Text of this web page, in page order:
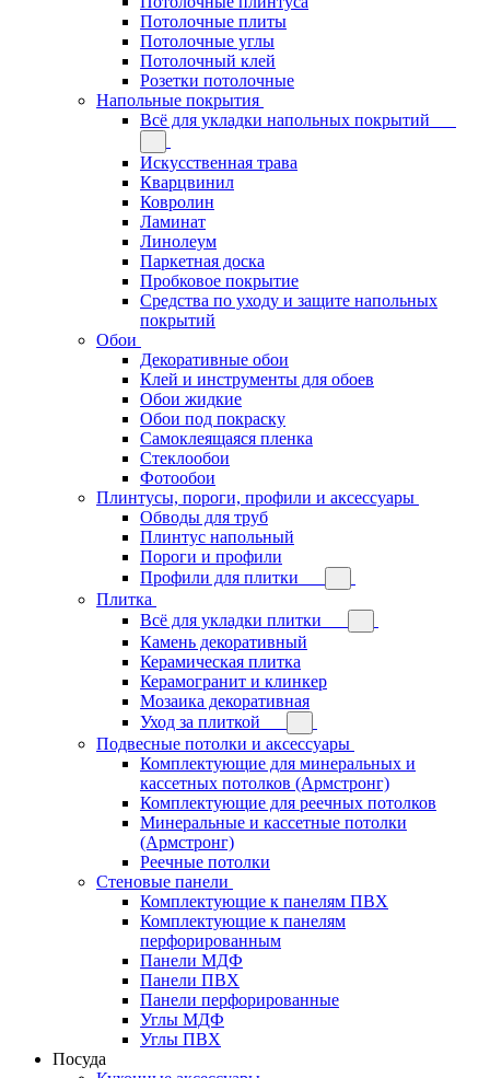
Потолочные плиты
Потолочные углы
Потолочный клей
Розетки потолочные
Напольные покрытия
Всё для укладки напольных покрытий
Искусственная трава
Кварцвинил
Ковролин
Ламинат
Линолеум
Паркетная доска
Пробковое покрытие
Средства по уходу и защите напольных
покрытий
Обои
Декоративные обои
Клей и инструменты для обоев
Обои жидкие
Обои под покраску
Самоклеящаяся пленка
Стеклообои
Фотообои
Плинтусы, пороги, профили и аксессуары
Обводы для труб
Плинтус напольный
Пороги и профили
Профили для плитки
Плитка
Всё для укладки плитки
Камень декоративный
Керамическая плитка
Керамогранит и клинкер
Мозаика декоративная
Уход за плиткой
Подвесные потолки и аксессуары
Комплектующие для минеральных и
кассетных потолков (Армстронг)
Комплектующие для реечных потолков
Минеральные и кассетные потолки
(Армстронг)
Реечные потолки
Стеновые панели
Комплектующие к панелям ПВХ
Комплектующие к панелям
перфорированным
Панели МДФ
Панели ПВХ
Панели перфорированные
Углы МДФ
Углы ПВХ
Посуда